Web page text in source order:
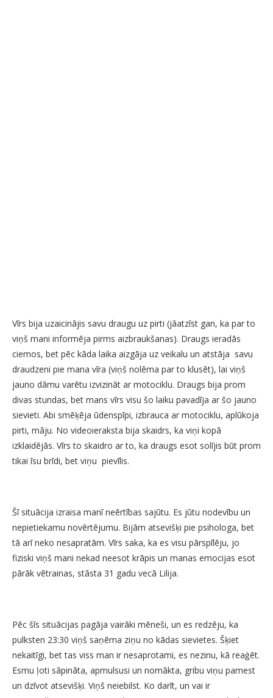
Vīrs bija uzaicinājis savu draugu uz pirti (jāatzīst gan, ka par to
viņš mani informēja pirms aizbraukšanas). Draugs ieradās
ciemos, bet pēc kāda laika aizgāja uz veikalu un atstāja savu
draudzeni pie mana vīra (viņš nolēma par to klusēt), lai viņš
jauno dāmu varētu izvizināt ar motociklu. Draugs bija prom
divas stundas, bet mans vīrs visu šo laiku pavadīja ar šo jauno
sievieti. Abi smēķēja ūdenspīpi, izbrauca ar motociklu, aplūkoja
pirti, māju. No videoieraksta bija skaidrs, ka viņi kopā
izklaidējās. Vīrs to skaidro ar to, ka draugs esot solījis būt prom
tikai īsu brīdi, bet viņu pievīlis.
Šī situācija izraisa manī neērtības sajūtu. Es jūtu nodevību un
nepietiekamu novērtējumu. Bijām atsevišķi pie psihologa, bet
tā arī neko nesapratām. Vīrs saka, ka es visu pārspīlēju, jo
fiziski viņš mani nekad neesot krāpis un manas emocijas esot
pārāk vētrainas, stāsta 31 gadu vecā Lilija.
Pēc šīs situācijas pagāja vairāki mēneši, un es redzēju, ka
pulksten 23:30 viņš saņēma ziņu no kādas sievietes. Šķiet
nekaitīgi, bet tas viss man ir nesaprotami, es nezinu, kā reaģēt.
Esmu ļoti sāpināta, apmulsusi un nomākta, gribu viņu pamest
un dzīvot atsevišķi. Viņš neiebilst. Ko darīt, un vai ir